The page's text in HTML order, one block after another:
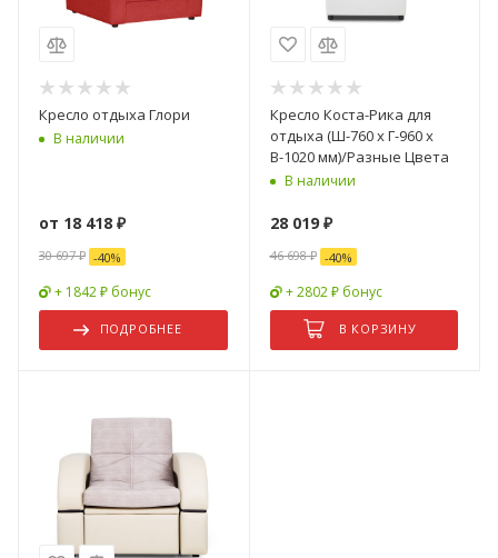
Кресло отдыха Глори
В наличии
от 18 418 ₽
30 697 ₽ -40%
+ 1842 ₽ бонус
ПОДРОБНЕЕ
Кресло Коста-Рика для
отдыха (Ш-760 х Г-960 х
В-1020 мм)/Разные Цвета
В наличии
28 019₽
46 698₽ -40%
+ 2802 ₽ бонус
В КОРЗИНУ